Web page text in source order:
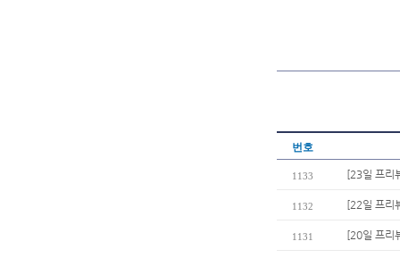
번호
1133 [23일 프리
1132 [22일 프리
1131 [20일 프리